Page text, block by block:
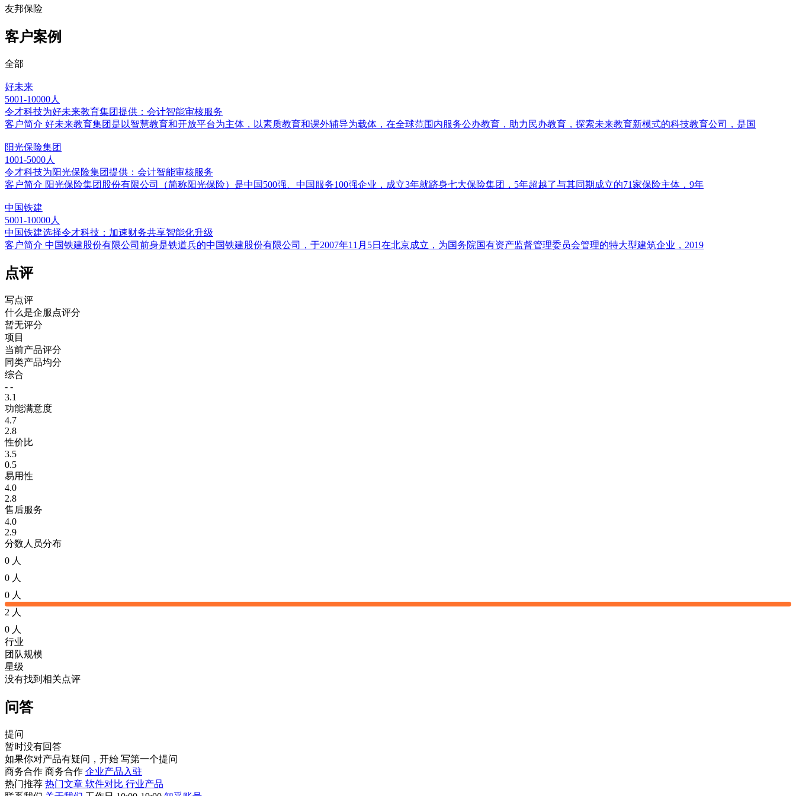
友邦保险
客户案例
全部
好未来
5001-10000人
令才科技为好未来教育集团提供：会计智能审核服务
客户简介 好未来教育集团是以智慧教育和开放平台为主体，以素质教育和课外辅导为载体，在全球范围内服务公办教育，助力民办教育，探索未来教育新模式的科技教育公司，是国
阳光保险集团
1001-5000人
令才科技为阳光保险集团提供：会计智能审核服务
客户简介 阳光保险集团股份有限公司（简称阳光保险）是中国500强、中国服务100强企业，成立3年就跻身七大保险集团，5年超越了与其同期成立的71家保险主体，9年
中国铁建
5001-10000人
中国铁建选择令才科技：加速财务共享智能化升级
客户简介 中国铁建股份有限公司前身是铁道兵的中国铁建股份有限公司，于2007年11月5日在北京成立，为国务院国有资产监督管理委员会管理的特大型建筑企业，2019
点评
写点评
什么是企服点评分
暂无评分
项目
当前产品评分
同类产品均分
综合
- -
3.1
功能满意度
4.7
2.8
性价比
3.5
0.5
易用性
4.0
2.8
售后服务
4.0
2.9
分数人员分布
0 人
0 人
0 人
2 人
0 人
行业
团队规模
星级
没有找到相关点评
问答
提问
暂时没有回答
如果你对产品有疑问，开始 写第一个提问
商务合作 商务合作 企业产品入驻
热门推荐 热门文章 软件对比 行业产品